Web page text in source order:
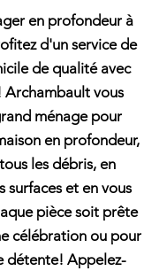
en profondeur à
d'un service de
de qualité avec
vous
ménage pour
en profondeur,
les débris, en
surfaces et en vous
pièce soit prête
célébration ou pour
détente! Appelez-